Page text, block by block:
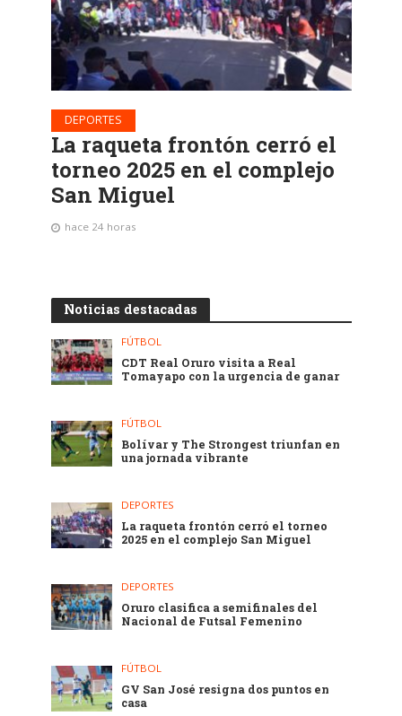
DEPORTES
La raqueta frontón cerró el
torneo 2025 en el complejo
San Miguel
hace 24 horas
Noticias destacadas
FÚTBOL
CDT Real Oruro visita a Real
Tomayapo con la urgencia de ganar
FÚTBOL
Bolívar y The Strongest triunfan en
una jornada vibrante
DEPORTES
La raqueta frontón cerró el torneo
2025 en el complejo San Miguel
DEPORTES
Oruro clasifica a semifinales del
Nacional de Futsal Femenino
FÚTBOL
GV San José resigna dos puntos en
casa